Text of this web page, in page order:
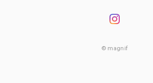
© magnif